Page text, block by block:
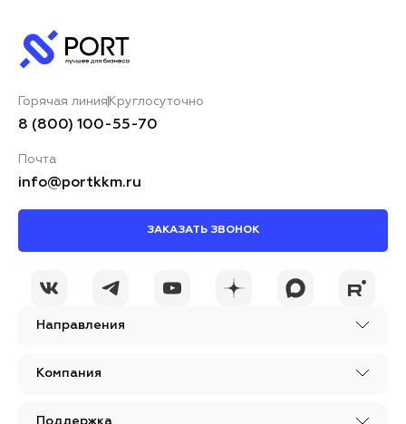
Направления
Компания
Поддержка
Горячая линия Круглосуточно
8 (800) 100-55-70
Почта
info@portkkm.ru
ЗАКАЗАТЬ ЗВОНОК